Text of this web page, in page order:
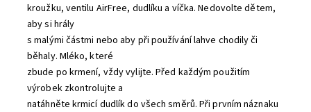
kroužku, ventilu AirFree, dudlíku a víčka. Nedovolte dětem,
aby si hrály
s malými částmi nebo aby při používání lahve chodily či
běhaly. Mléko, které
zbude po krmení, vždy vylijte. Před každým použitím
výrobek zkontrolujte a
natáhněte krmicí dudlík do všech směrů. Při prvním náznaku